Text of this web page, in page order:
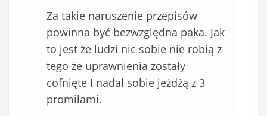
Za takie naruszenie przepisów
powinna być bezwzględna paka. Jak
to jest że ludzi nic sobie nie robią z
tego że uprawnienia zostały
cofnięte I nadal sobie jeżdżą z 3
promilami.